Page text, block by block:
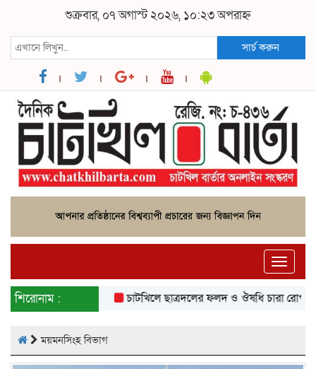
শুক্রবার, ০৭ অগাস্ট ২০২৬, ১০:২৩ অপরাহ্ন
সার্চ করুন
Toggle
শিরোনাম :
চাটখিলে ছাত্রদলের ফলদ ও ঔষধি চারা রোপণ
ময়মনসিংহ বিভাগ